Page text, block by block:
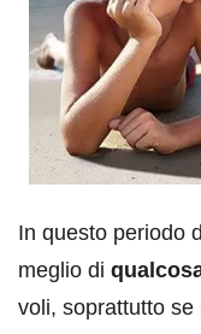
In questo periodo
meglio di
voli, soprattutto